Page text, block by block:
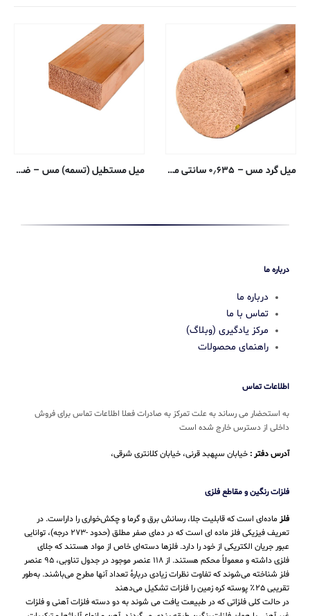
میل گرد مس – ۰٫۶۳۵ سانتی متر – ۱۱۰-H04 میل مستطیل (تسمه) مس – ضخامت ۰٫۱۵۸۷ ، عرض ۲٫۵۴ سانتی متر – ۱۱۰-H02
درباره ما
درباره ما
تماس با ما
مرکز یادگیری (وبلاگ)
راهنمای محصولات
اطلاعات تماس
به استحضار می رساند به علت تمرکز به صادرات فعلا اطلاعات تماس برای فروش
داخلی از دسترس خارج شده است
آدرس دفتر : خیابان سپهبد قرنی، خیابان کلانتری شرقی،
فلزات رنگین و مقاطع فلزی
فلز ماده‌ای است که قابلیت جلا، رسانش برق و گرما و چکش‌خواری را داراست. در
تعریف فیزیکی فلز ماده ای است که در دمای صفر مطلق (حدود -۲۷۳ درجه)، توانایی
عبور جریان الکتریکی از خود را دارد. فلزها دسته‌ای خاص از مواد هستند که جلای
فلزی داشته و معمولاً محکم هستند. از ۱۱۸ عنصر موجود در جدول تناوبی، ۹۵ عنصر
فلز شناخته می‌شوند که تفاوت نظرات زیادی دربارهٔ تعداد آنها مطرح می‌باشند. به‌طور
تقریبی ۲۵٪ پوسته کره زمین را فلزات تشکیل می‌دهند
در حالت کلی فلزاتی که در طبیعت یافت می شوند به دو دسته فلزات آهنی و فلزات